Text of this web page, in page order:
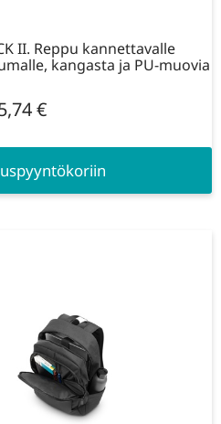
II. Reppu kannettavalle
kangasta ja PU-muovia
€